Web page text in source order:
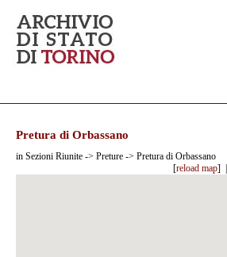
Pretura di Orbassano
in Sezioni Riunite -> Preture -> Pretura di Orbassano
[reload map] |